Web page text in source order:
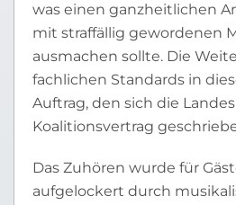
was einen ganzheitlichen
mit straffällig gewordenen
ausmachen sollte. Die
fachlichen Standards in
Auftrag, den sich die
Koalitionsvertrag
Das Zuhören wurde für
aufgelockert durch